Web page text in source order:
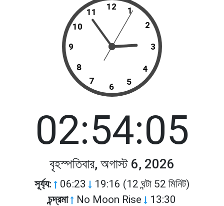
12
11
10
9
8
7
6 5
4
3
2
1
02:54:05
বৃহস্পতিবার, অগাস্ট 6, 2026
সূর্য্য: 06:23 19:16 (12 ঘন্টা 52 মিনিট)
চন্দ্রমা
No Moon Rise 13:30